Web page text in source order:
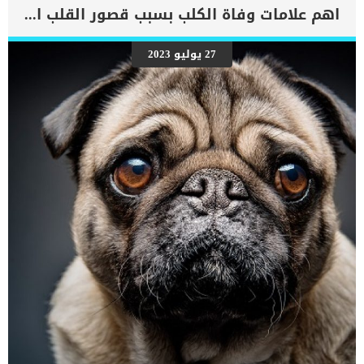
اهم علامات وفاة الكلب بسبب قصور القلب الاحتقانى
27 يوليو 2023